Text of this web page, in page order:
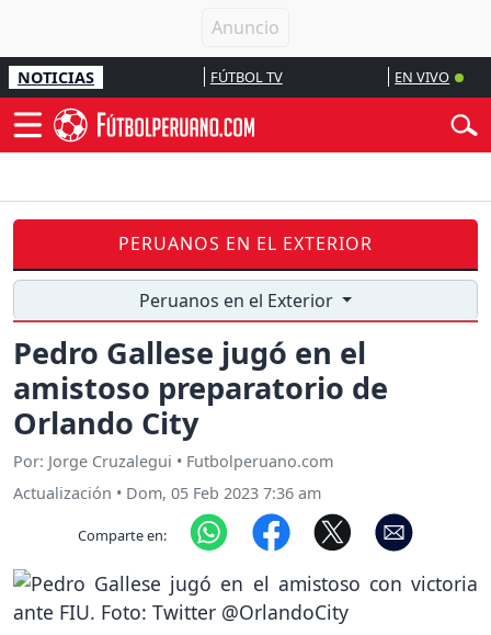
NOTICIAS FÚTBOL TV EN VIVO
PERUANOS EN EL EXTERIOR
Peruanos en el Exterior
Pedro Gallese jugó en el
amistoso preparatorio de
Orlando City
Por: Jorge Cruzalegui • Futbolperuano.com
Actualización • Dom, 05 Feb 2023 7:36 am
Comparte en: